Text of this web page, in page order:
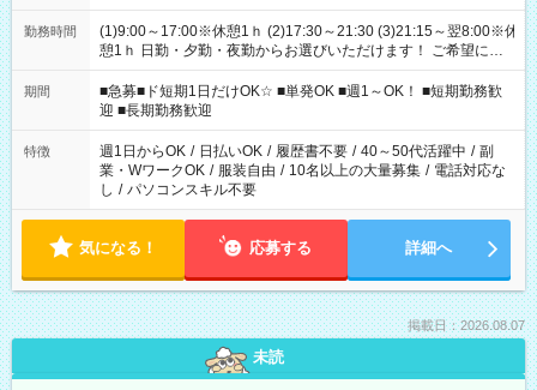
勤務時間
(1)9:00～17:00※休憩1ｈ (2)17:30～21:30 (3)21:15～翌8:00※休
憩1ｈ 日勤・夕勤・夜勤からお選びいただけます！ ご希望に合
わせて働けるお仕事です(*^^*) 【その他選べる勤務時間】 8-17
時/9-17時/9-18時/10-18時/11-21時/18-22時/20-翌4時/21-翌5
時/22-翌6時/0-翌8時 ご自身のご都合で選んで頂ける完全自由シ
フト！
期間
■急募■ド短期1日だけOK☆ ■単発OK ■週1～OK！ ■短期勤務歓
迎 ■長期勤務歓迎
特徴 週1日からOK / 日払いOK / 履歴書不要 / 40～50代活躍中 / 副
業・WワークOK / 服装自由 / 10名以上の大量募集 / 電話対応な
し / パソコンスキル不要
気になる！ 応募する 詳細へ
掲載日：2026.08.07
未読